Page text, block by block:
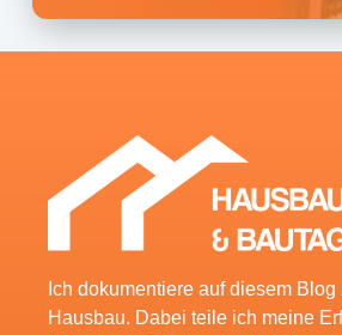
Ich dokumentiere auf diesem Blog
Hausbau. Dabei teile ich meine